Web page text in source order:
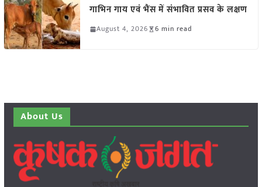
गाभिन गाय एवं भैंस में संभावित प्रसव के लक्षण
August 4, 2026 6 min read
About Us